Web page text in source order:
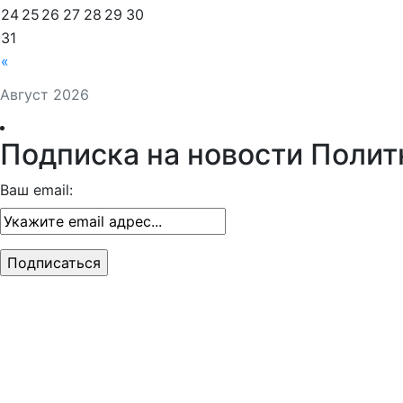
Август 2026
«
24 25 26 27 28 29 30
31
Подписка на новости
Ваш email: